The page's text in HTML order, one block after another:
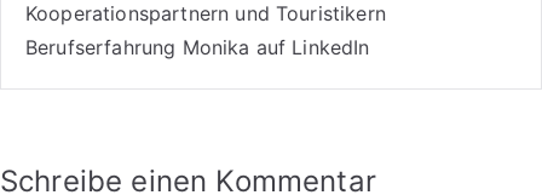
Kooperationspartnern und Touristikern
Berufserfahrung Monika auf LinkedIn
Schreibe einen Kommentar